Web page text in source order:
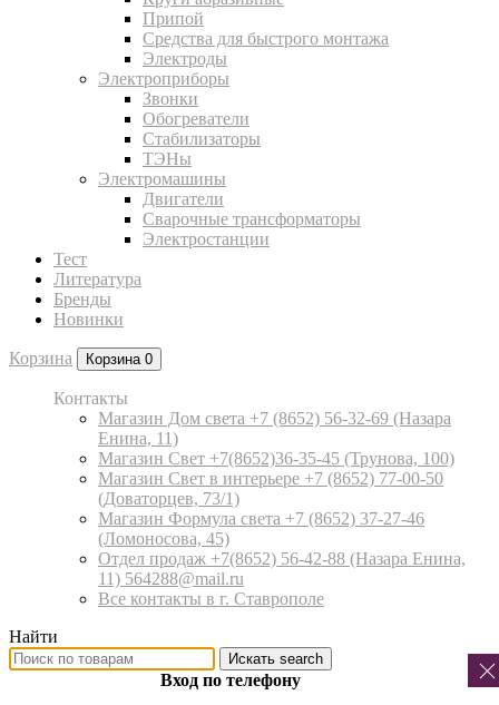
Припой
Средства для быстрого монтажа
Электроды
Электроприборы
Звонки
Обогреватели
Стабилизаторы
ТЭНы
Электромашины
Двигатели
Сварочные трансформаторы
Электростанции
Тест
Литература
Бренды
Новинки
Корзина Корзина 0
Контакты
Магазин Дом света +7 (8652) 56-32-69 (Назара
Енина, 11)
Магазин Свет +7(8652)36-35-45 (Трунова, 100)
Магазин Свет в интерьере +7 (8652) 77-00-50
(Доваторцев, 73/1)
Магазин Формула света +7 (8652) 37-27-46
(Ломоносова, 45)
Отдел продаж +7(8652) 56-42-88 (Назара Енина,
11) 564288@mail.ru
Все контакты в г. Ставрополе
Найти
Искать search
Вход по телефону